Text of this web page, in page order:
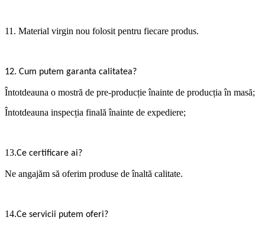
11. Material virgin nou folosit pentru fiecare produs.
12. Cum putem garanta calitatea?
Întotdeauna o mostră de pre-producție înainte de producția în masă;
Întotdeauna inspecția finală înainte de expediere;
13.Ce certificare ai?
Ne angajăm să oferim produse de înaltă calitate.
14.Ce servicii putem oferi?